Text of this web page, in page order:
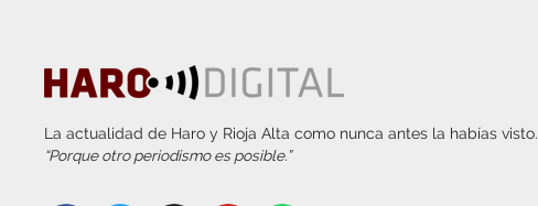
La actualidad de Haro y Rioja Alta como nunca antes la habías visto.
“Porque otro periodismo es posible.”